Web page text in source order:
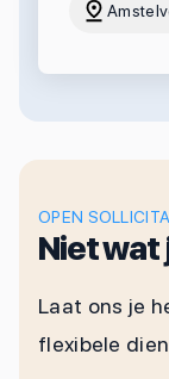
OPEN
Niet wat
Laat ons je
flexibele